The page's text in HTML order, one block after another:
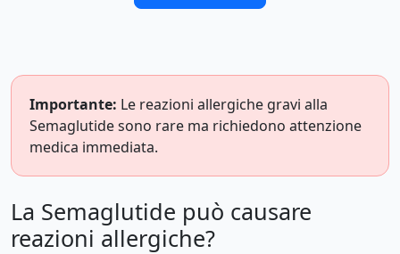
Importante: Le reazioni allergiche gravi alla
Semaglutide sono rare ma richiedono attenzione
medica immediata.
La Semaglutide può causare
reazioni allergiche?